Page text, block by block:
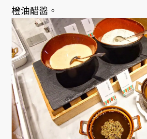
橙油醋醬。